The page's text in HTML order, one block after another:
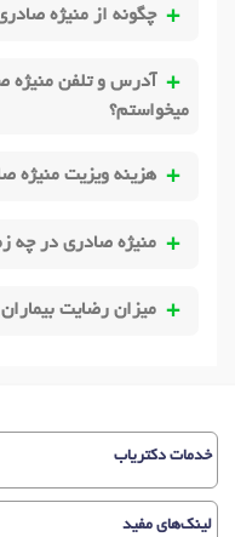
چگونه از منیژه
آدرس و تلفن منیژه
میخواستم؟
هزینه ویزیت منیژه
منیژه صادری در چه
میزان رضایت
خدمات دکتریاب
لینک‌های مفید